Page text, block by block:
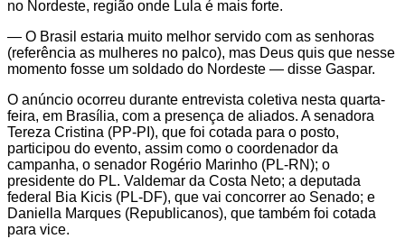
no Nordeste, região onde Lula é mais forte.
— O Brasil estaria muito melhor servido com as senhoras
(referência as mulheres no palco), mas Deus quis que nesse
momento fosse um soldado do Nordeste — disse Gaspar.
O anúncio ocorreu durante entrevista coletiva nesta quarta-
feira, em Brasília, com a presença de aliados. A senadora
Tereza Cristina (PP-PI), que foi cotada para o posto,
participou do evento, assim como o coordenador da
campanha, o senador Rogério Marinho (PL-RN); o
presidente do PL. Valdemar da Costa Neto; a deputada
federal Bia Kicis (PL-DF), que vai concorrer ao Senado; e
Daniella Marques (Republicanos), que também foi cotada
para vice.